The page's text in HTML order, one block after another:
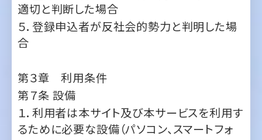
第３章 利用条件
第７条
るために必要な設備（パソコン、スマートフォ
ン、タブレット等の携帯型通信端末、ソフトウェ
ア、高速インターネットへの接続環境等）を、自
己の費用と責任で準備するものとします。利用